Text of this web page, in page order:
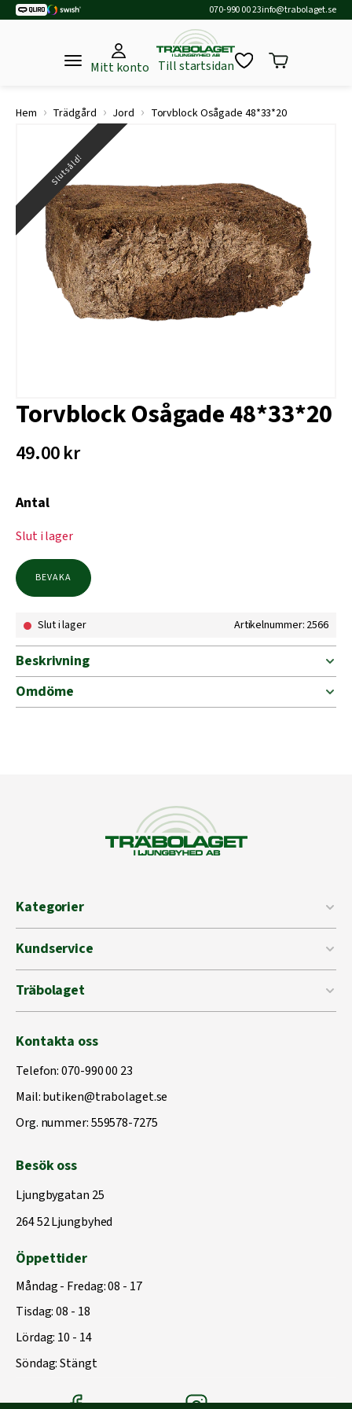
070-990 00 23info@trabolaget.se
Mitt konto Till startsidan
Hem › Trädgård › Jord › Torvblock Osågade 48*33*20
Slutsåld!
Torvblock Osågade 48*33*20
49.00kr
Antal
Slut i lager
BEVAKA
Slut i lager Artikelnummer: 2566
Beskrivning
Omdöme
Kategorier
Kundservice
Träbolaget
Kontakta oss
Telefon:070-990 00 23
Mail:butiken@trabolaget.se
Org. nummer: 559578-7275
Besök oss
Ljungbygatan 25
264 52 Ljungbyhed
Öppettider
Måndag - Fredag: 08 - 17
Tisdag: 08 - 18
Lördag: 10 - 14
Söndag: Stängt